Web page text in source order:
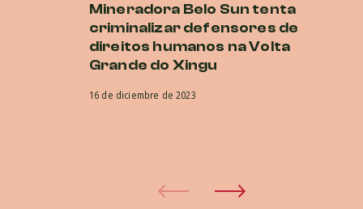
Mineradora Belo Sun tenta
criminalizar defensores de
direitos humanos na Volta
Grande do Xingu
16 de diciembre de 2023